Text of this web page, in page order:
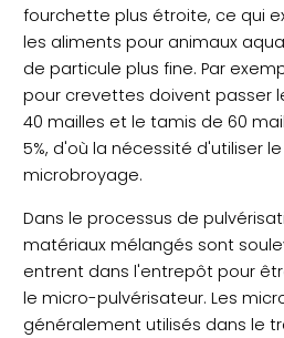
fourchette plus étroite, ce qui
les aliments pour animaux
de particule plus fine. Par
pour crevettes doivent passer
40 mailles et le tamis de 60
5%, d'où la nécessité d'utiliser
microbroyage.
Dans le processus de
matériaux mélangés sont
entrent dans l'entrepôt pour
le micro-pulvérisateur. Les
généralement utilisés dans le